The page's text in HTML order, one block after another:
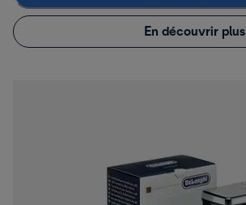
En découvrir plus